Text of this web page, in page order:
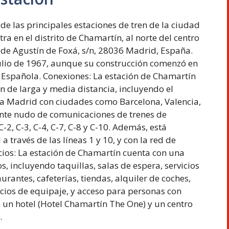
las principales estaciones de tren de la ciudad
en el distrito de Chamartín, al norte del centro
Agustín de Foxá, s/n, 28036 Madrid, España.
de 1967, aunque su construcción comenzó en
Conexiones: La estación de Chamartín
de larga y media distancia, incluyendo el
Madrid con ciudades como Barcelona, Valencia,
nudo de comunicaciones de trenes de
C-3, C-4, C-7, C-8 y C-10. Además, está
través de las líneas 1 y 10, y con la red de
La estación de Chamartín cuenta con una
incluyendo taquillas, salas de espera, servicios
cafeterías, tiendas, alquiler de coches,
de equipaje, y acceso para personas con
hotel (Hotel Chamartín The One) y un centro